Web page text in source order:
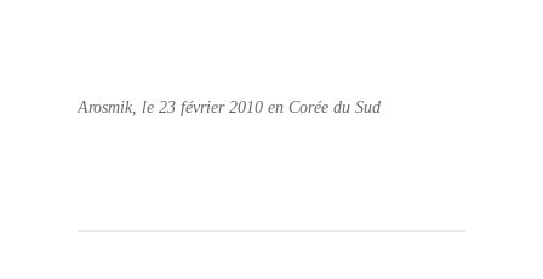
Arosmik, le 23 février 2010 en Corée du Sud